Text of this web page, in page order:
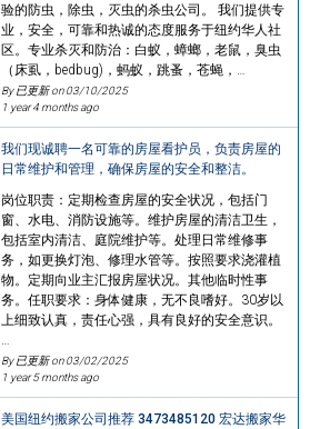
验的防虫，除虫，灭虫的杀虫公司。 我们提供专
业，安全，可靠和热诚的态度服务于纽约华人社
区。专业杀灭和防治：白蚁，蟑螂，老鼠，臭虫
（床虱，bedbug)，蚂蚁，跳蚤，苍蝇，…
By 已更新 on03/10/2025
1 year 4 months ago
我们现诚聘一名可靠的房屋看护员，负责房屋的
日常维护和管理，确保房屋的安全和整洁。
岗位职责：定期检查房屋的安全状况，包括门
窗、水电、消防设施等。维护房屋的清洁卫生，
包括室内清洁、庭院维护等。处理日常维修事
务，如更换灯泡、修理水管等。按照要求浇灌植
物。定期向业主汇报房屋状况。其他临时性事
务。任职要求：身体健康，无不良嗜好。30岁以
上细致认真，责任心强，具有良好的安全意识。
By 已更新 on03/02/2025
1 year 5 months ago
美国纽约搬家公司推荐 3473485120 宏达搬家华